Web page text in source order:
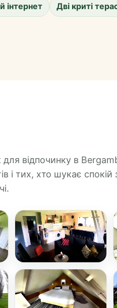
інтернет Дві криті
відпочинку в
і тих, хто шукає